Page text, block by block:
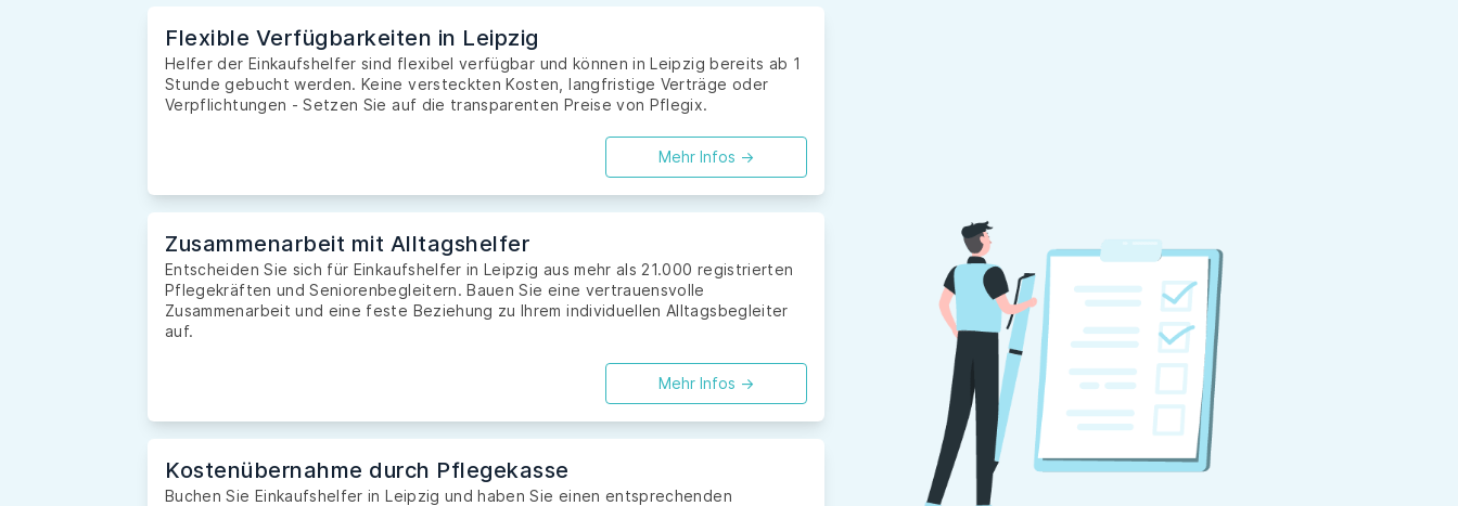
Flexible Verfügbarkeiten in Leipzig
Helfer der Einkaufshelfer sind flexibel verfügbar und können in Leipzig bereits ab 1
Stunde gebucht werden. Keine versteckten Kosten, langfristige Verträge oder
Verpflichtungen - Setzen Sie auf die transparenten Preise von Pflegix.
Mehr Infos ->
Zusammenarbeit mit Alltagshelfer
Entscheiden Sie sich für Einkaufshelfer in Leipzig aus mehr als 21.000 registrierten
Pflegekräften und Seniorenbegleitern. Bauen Sie eine vertrauensvolle
Zusammenarbeit und eine feste Beziehung zu Ihrem individuellen Alltagsbegleiter
auf.
Mehr Infos ->
Kostenübernahme durch Pflegekasse
Buchen Sie Einkaufshelfer in Leipzig und haben Sie einen entsprechenden